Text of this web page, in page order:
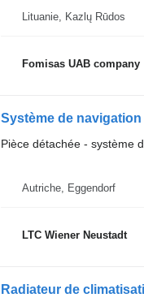
Lituanie, Kazlų Rūdos
Fomisas UAB company
Système de
Pièce détachée - système
Autriche, Eggendorf
LTC Wiener Neustadt
Radiateur de